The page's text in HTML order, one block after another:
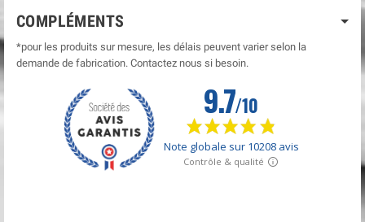
COMPLÉMENTS
*pour les produits sur mesure, les délais peuvent varier selon la
demande de fabrication. Contactez nous si besoin.